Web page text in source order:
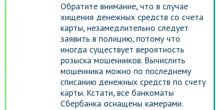
Обратите внимание, что в случае
хищения денежных средств со счета
карты, незамедлительно следует
заявить в полицию, потому что
иногда существует вероятность
розыска мошенников. Вычислить
мошенника можно по последнему
списанию денежных средств по счету
карты. Кстати, все банкоматы
Сбербанка оснащены камерами.